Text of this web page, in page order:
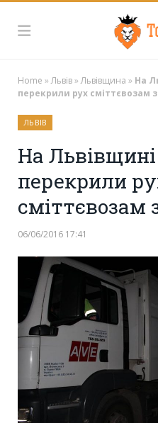
Home »Львів»Львівщина » На
перекрили рух сміттєвозам
ЛЬВІВ
На
перекрили
сміттєвозам
06/06/2016 17:41